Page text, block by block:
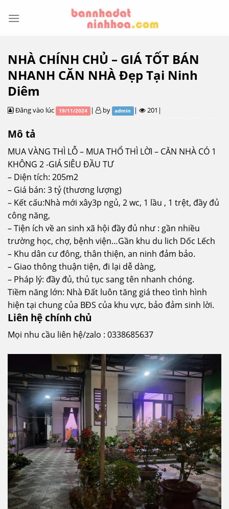
NHÀ CHÍNH CHỦ – GIÁ TỐT BÁN
NHANH CĂN NHÀ Đẹp Tại Ninh
Diêm
Đăng vào lúc 19/11/2024 | by admin | 201|
Mô tả
MUA VÀNG THÌ LỖ – MUA THỔ THÌ LỜI – CĂN NHÀ CÓ 1
KHÔNG 2 -GIÁ SIÊU ĐẦU TƯ
– Diện tích: 205m2
– Giá bán: 3 tỷ (thương lượng)
– Kết cấu:Nhà mới xây3p ngủ, 2 wc, 1 lầu , 1 trệt, đầy đủ
công năng,
– Tiện ích về an sinh xã hội đầy đủ như : gần nhiều
trường học, chợ, bệnh viện…Gần khu du lich Dốc Lếch
– Khu dân cư đông, thân thiện, an ninh đảm bảo.
– Giao thông thuận tiện, đi lại dễ dàng,
– Pháp lý: đầy đủ, thủ tục sang tên nhanh chóng.
Tiềm năng lớn: Nhà Đất luôn tăng giá theo tình hình
hiện tại chung của BĐS của khu vực, bảo đảm sinh lời.
Liên hệ chính chủ
Mọi nhu cầu liên hệ/zalo : 0338685637